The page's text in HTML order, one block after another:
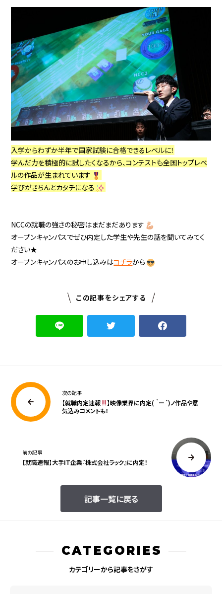
入学からわずか半年で国家試験に合格できるレベルに！
学んだ力を積極的に試したくなるから、コンテストも全国トップレベ
ルの作品が生まれています
学びがきちんとカタチになる
NCCの就職の強さの秘密はまだまだあります
オープンキャンパスでぜひ内定した学生や先生の話を聞いてみてく
ださい★
オープンキャンパスのお申し込みはコチラから
この記事をシェアする
次の記事
【就職内定速報
】映像業界に内定( ｀ー´)ノ作品や意
気込みコメントも！
記事一覧に戻る
前の記事
【就職速報】大手IT企業『株式会社ラック』に内定！
CATEGORIES
カテゴリーから記事をさがす